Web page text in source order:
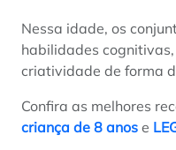
Nessa idade, os
habilidades
criatividade de forma
Confira as melhores
criança de 8 anos e